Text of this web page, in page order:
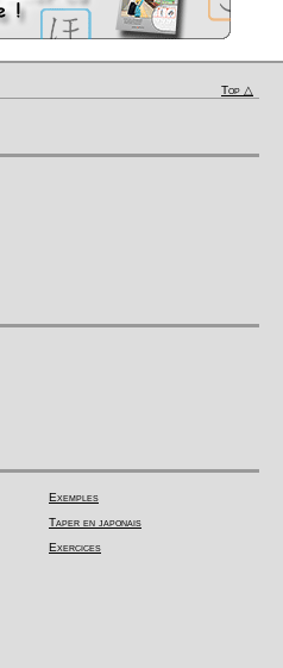
Top △
Exemples
Taper en japonais
Exercices